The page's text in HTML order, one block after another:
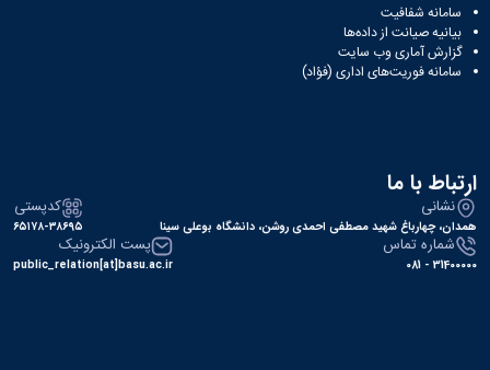
سامانه شفافیت
بیانیه صیانت از داده‌ها
گزارش آماری وب‌ سایت
سامانه فوریت‌های اداری (فؤاد)
ارتباط با ما
نشانی
همدان، چهارباغ شهید مصطفی احمدی روشن، دانشگاه بوعلی سینا
کدپستی
۶۵۱۷۸-۳۸۶۹۵
شماره تماس
31400000 - 081
پست الکترونیک
public_relation[at]basu.ac.ir